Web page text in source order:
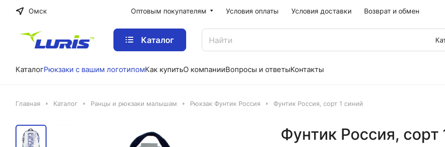
Омск Оптовым покупателям Условия оплаты Условия доставки Возврат и обмен
Каталог
КаталогРюкзаки с вашим логотипомКак купитьО компанииВопросы и ответыКонтакты
Главная Каталог Ранцы и рюкзаки малышам Рюкзак Фунтик Россия Фунтик Россия, сорт 1 синий
Фунтик Россия, сорт